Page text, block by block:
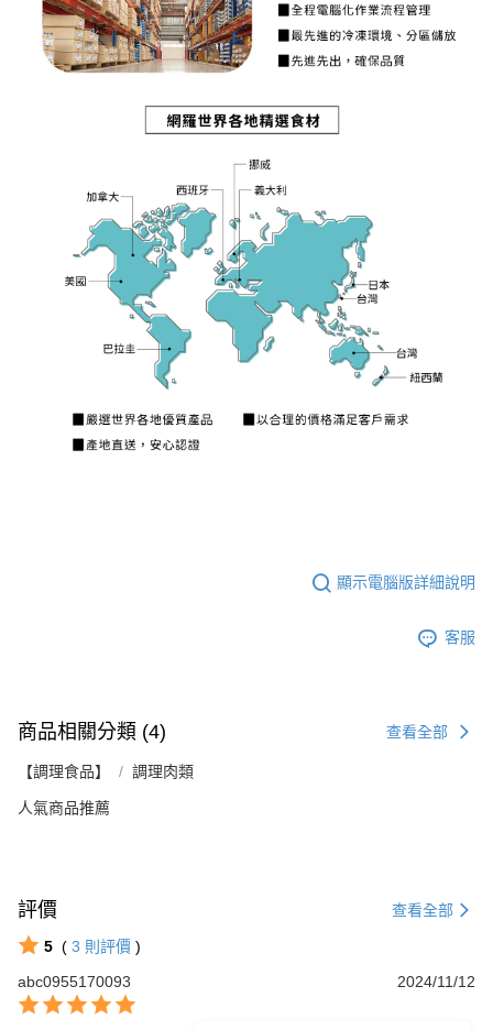
顯示電腦版詳細說明
客服
商品相關分類 (4) 查看全部
【調理食品】 調理肉類
人氣商品推薦
評價 查看全部
5 ( 3 則評價 )
abc0955170093
2024/11/12